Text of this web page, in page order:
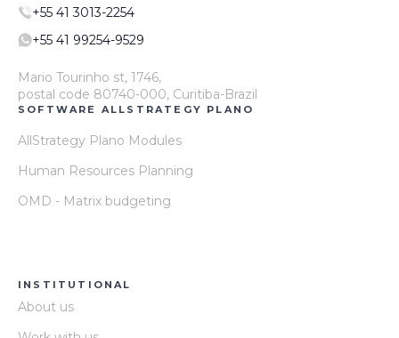
+55 41 3013-2254
+55 41 99254-9529
Mario Tourinho st, 1746,
postal code 80740-000, Curitiba-Brazil
SOFTWARE ALLSTRATEGY PLANO
AllStrategy Plano Modules
Human Resources Planning
OMD - Matrix budgeting
INSTITUTIONAL
About us